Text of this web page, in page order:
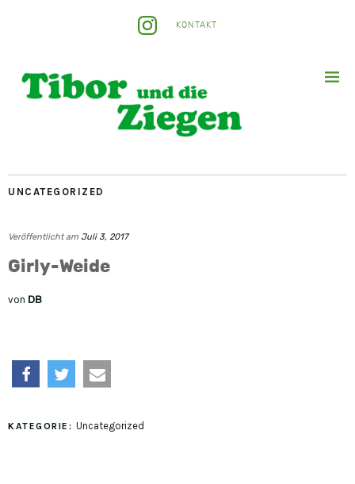
KONTAKT
UNCATEGORIZED
Veröffentlicht am Juli 3, 2017
Girly-Weide
von DB
mail
KATEGORIE: Uncategorized